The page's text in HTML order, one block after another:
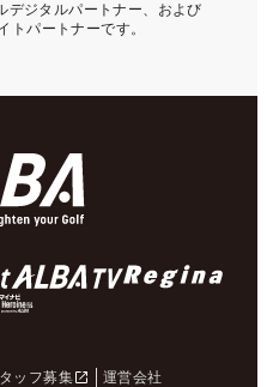
デジタルパートナー、および
トパートナーです。
ッフ募集
運営会社